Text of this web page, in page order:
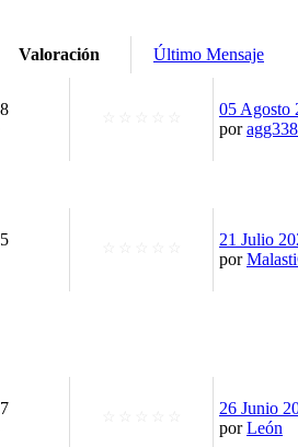
Valoración Último Mensaje
05 Agosto
por
21 Julio
por
26 Junio
porLeón